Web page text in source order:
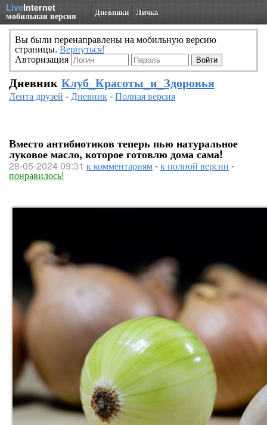
LiveInternet
мобильная версия Дневники Личка
Вы были перенаправлены на мобильную версию
страницы. Вернуться!
Авторизация
Дневник Клуб_Красоты_и_Здоровья
Лента друзей -Дневник-Полная версия
Вместо антибиотиков теперь пью натуральное
луковое масло, которое готовлю дома сама!
28-05-2024 09:31 к комментариям-к полной версии -
понравилось!